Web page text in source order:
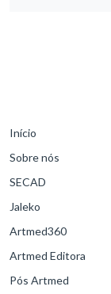
Início
Sobre nós
SECAD
Jaleko
Artmed360
Artmed Editora
Pós Artmed